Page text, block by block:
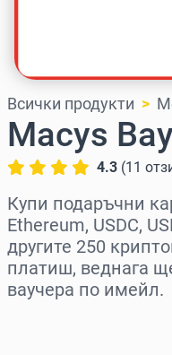
Всички продукти
Macys
4.3 (11
Купи подаръчни
Ethereum, USDC,
другите 250
платиш, веднага
ваучера по имейл.